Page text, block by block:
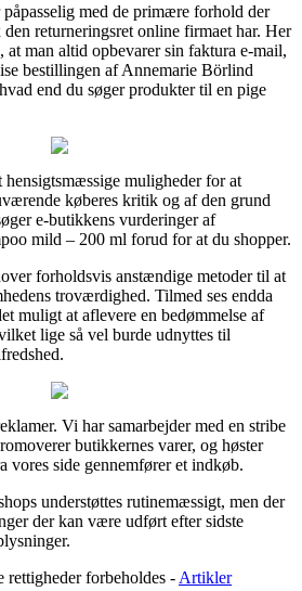
med de primære forhold der
returneringsret online firmaet har. Her
at man altid opbevarer sin faktura e-mail,
bestillingen af Annemarie Börlind
end du søger produkter til en pige
muligheder for at
køberes kritik og af den grund
e-butikkens vurderinger af
mild – 200 ml forud for at du shopper.
forholdsvis anstændige metoder til at
troværdighed. Tilmed ses endda
muligt at aflevere en bedømmelse af
lige så vel burde udnyttes til
Vi har samarbejder med en stribe
butikkernes varer, og høster
vores side gennemfører et indkøb.
understøttes rutinemæssigt, men der
der kan være udført efter sidste
rettigheder forbeholdes - Artikler